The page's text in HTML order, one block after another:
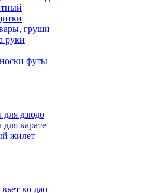
груши
руки
футы
для дзюдо
карате
жилет
во дао